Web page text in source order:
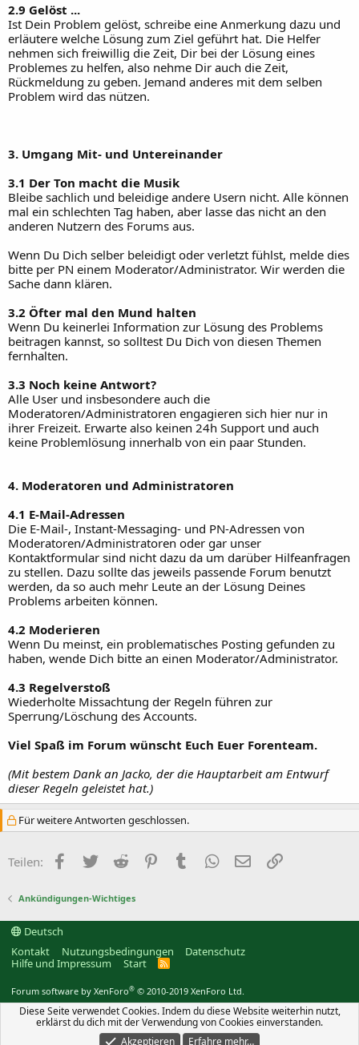
2.9 Gelöst ...
Ist Dein Problem gelöst, schreibe eine Anmerkung dazu und
erläutere welche Lösung zum Ziel geführt hat. Die Helfer
nehmen sich freiwillig die Zeit, Dir bei der Lösung eines
Problemes zu helfen, also nehme Dir auch die Zeit,
Rückmeldung zu geben. Jemand anderes mit dem selben
Problem wird das nützen.
3. Umgang Mit- und Untereinander
3.1 Der Ton macht die Musik
Bleibe sachlich und beleidige andere Usern nicht. Alle können
mal ein schlechten Tag haben, aber lasse das nicht an den
anderen Nutzern des Forums aus.
Wenn Du Dich selber beleidigt oder verletzt fühlst, melde dies
bitte per PN einem Moderator/Administrator. Wir werden die
Sache dann klären.
3.2 Öfter mal den Mund halten
Wenn Du keinerlei Information zur Lösung des Problems
beitragen kannst, so solltest Du Dich von diesen Themen
fernhalten.
3.3 Noch keine Antwort?
Alle User und insbesondere auch die
Moderatoren/Administratoren engagieren sich hier nur in
ihrer Freizeit. Erwarte also keinen 24h Support und auch
keine Problemlösung innerhalb von ein paar Stunden.
4. Moderatoren und Administratoren
4.1 E-Mail-Adressen
Die E-Mail-, Instant-Messaging- und PN-Adressen von
Moderatoren/Administratoren oder gar unser
Kontaktformular sind nicht dazu da um darüber Hilfeanfragen
zu stellen. Dazu sollte das jeweils passende Forum benutzt
werden, da so auch mehr Leute an der Lösung Deines
Problems arbeiten können.
4.2 Moderieren
Wenn Du meinst, ein problematisches Posting gefunden zu
haben, wende Dich bitte an einen Moderator/Administrator.
4.3 Regelverstoß
Wiederholte Missachtung der Regeln führen zur
Sperrung/Löschung des Accounts.
Viel Spaß im Forum wünscht Euch Euer Forenteam.
(Mit bestem Dank an Jacko, der die Hauptarbeit am Entwurf
dieser Regeln geleistet hat.)
Für weitere Antworten geschlossen.
Teilen: Facebook
TwitterReddit PinterestTumblr WhatsApp
E-MailLink
Ankündigungen-Wichtiges
Deutsch
Kontakt
Nutzungsbedingungen
Datenschutz
Hilfe und Impressum
Start
R
Forum software by XenForo® © 2010-2019 XenForo Ltd.
Diese Seite verwendet Cookies. Indem du diese Website weiterhin nutzt,
erklärst du dich mit der Verwendung von Cookies einverstanden.
Akzeptieren
Erfahre mehr…